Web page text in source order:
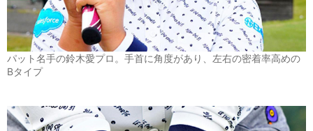
パット名手の鈴木愛プロ。手首に角度があり、左右の密着率高めの
Bタイプ